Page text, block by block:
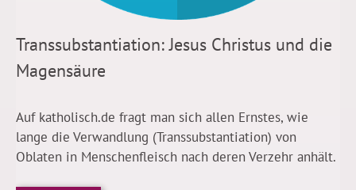
Transsubstantiation: Jesus Christus und die
Magensäure
Auf katholisch.de fragt man sich allen Ernstes, wie
lange die Verwandlung (Transsubstantiation) von
Oblaten in Menschenfleisch nach deren Verzehr anhält.